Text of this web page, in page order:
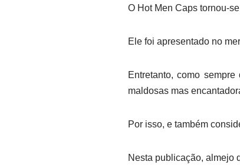
O Hot Men Caps tornou-
Ele foi apresentado no
Entretanto, como
maldosas mas
Por isso, e também
Nesta publicação, almejo